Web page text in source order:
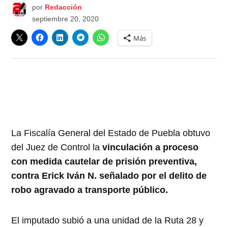
por Redacción
septiembre 20, 2020
Más
La Fiscalía General del Estado de Puebla obtuvo
del Juez de Control lavinculación a proceso
con medida cautelar de prisión preventiva,
contra Erick Iván N. señalado por el delito de
robo agravado a transporte público.
El imputado subió a una unidad de la Ruta 28 y